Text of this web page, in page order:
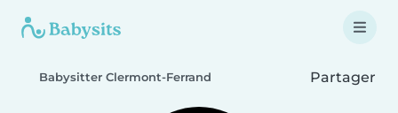
Babysitter Clermont-Ferrand Partager